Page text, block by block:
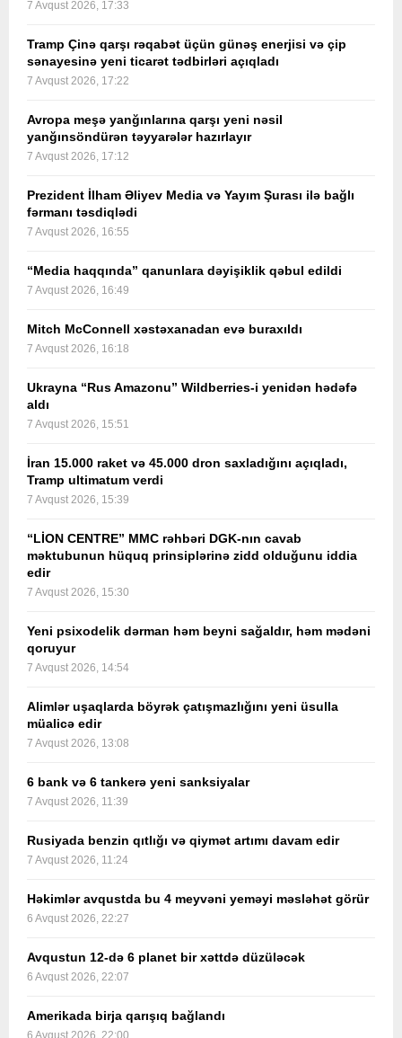
7 Avqust 2026, 17:33
Tramp Çinə qarşı rəqabət üçün günəş enerjisi və çip
sənayesinə yeni ticarət tədbirləri açıqladı
7 Avqust 2026, 17:22
Avropa meşə yanğınlarına qarşı yeni nəsil
yanğınsöndürən təyyarələr hazırlayır
7 Avqust 2026, 17:12
Prezident İlham Əliyev Media və Yayım Şurası ilə bağlı
fərmanı təsdiqlədi
7 Avqust 2026, 16:55
“Media haqqında” qanunlara dəyişiklik qəbul edildi
7 Avqust 2026, 16:49
Mitch McConnell xəstəxanadan evə buraxıldı
7 Avqust 2026, 16:18
Ukrayna “Rus Amazonu” Wildberries-i yenidən hədəfə
aldı
7 Avqust 2026, 15:51
İran 15.000 raket və 45.000 dron saxladığını açıqladı,
Tramp ultimatum verdi
7 Avqust 2026, 15:39
“LİON CENTRE” MMC rəhbəri DGK-nın cavab
məktubunun hüquq prinsiplərinə zidd olduğunu iddia
edir
7 Avqust 2026, 15:30
Yeni psixodelik dərman həm beyni sağaldır, həm mədəni
qoruyur
7 Avqust 2026, 14:54
Alimlər uşaqlarda böyrək çatışmazlığını yeni üsulla
müalicə edir
7 Avqust 2026, 13:08
6 bank və 6 tankerə yeni sanksiyalar
7 Avqust 2026, 11:39
Rusiyada benzin qıtlığı və qiymət artımı davam edir
7 Avqust 2026, 11:24
Həkimlər avqustda bu 4 meyvəni yeməyi məsləhət görür
6 Avqust 2026, 22:27
Avqustun 12-də 6 planet bir xəttdə düzüləcək
6 Avqust 2026, 22:07
Amerikada birja qarışıq bağlandı
6 Avqust 2026, 22:00